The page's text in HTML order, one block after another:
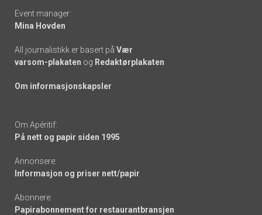
Event manager:
Mina Hovden
All journalistikk er basert på Vær
varsom-plakaten og Redaktørplakaten
Om informasjonskapsler
Om Apéritif:
På nett og papir siden 1995
Annonsere:
Informasjon og priser nett/papir
Abonnere:
Papirabonnement for restaurantbransjen